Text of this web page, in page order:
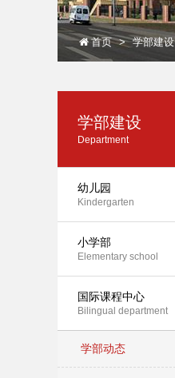
首页 学部建设
学部建设
Department
幼儿园
Kindergarten
小学部
Elementary school
国际课程中心
Bilingual department
学部动态